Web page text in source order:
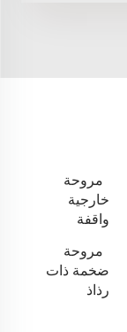
مروحة
خارجية
واقفة
مروحة
ضخمة ذات
رذاذ